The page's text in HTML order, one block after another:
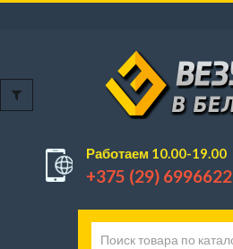
Работаем 10.00-19.00
+375 (29) 6996622